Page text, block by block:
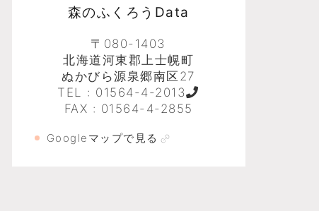
森のふくろうData
〒080-1403
北海道河東郡上士幌町
ぬかびら源泉郷南区27
TEL : 01564-4-2013
FAX : 01564-4-2855
Googleマップで見る